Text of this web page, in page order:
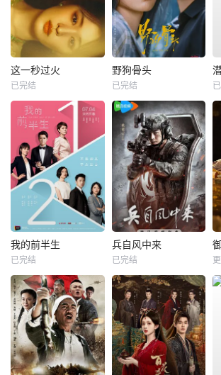
这一秒过火
已完结
野狗骨头
已完结
我的前半生
已完结
兵自风中来
已完结